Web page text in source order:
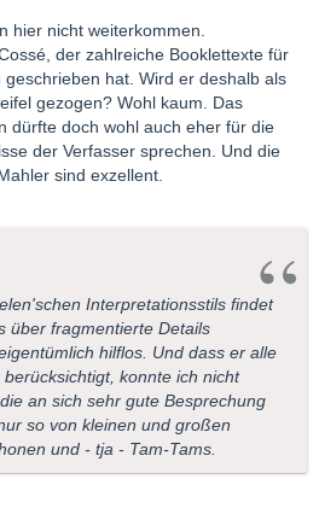
hier nicht weiterkommen.
der zahlreiche Booklettexte für
hat. Wird er deshalb als
gezogen? Wohl kaum. Das
dürfte doch wohl auch eher für die
der Verfasser sprechen. Und die
sind exzellent.
Interpretationsstils findet
über fragmentierte Details
hilflos. Und dass er alle
konnte ich nicht
an sich sehr gute Besprechung
so von kleinen und großen
und - tja - Tam-Tams.